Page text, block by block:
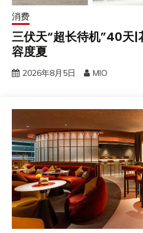
消费
三伏天“超长待机”40天|
容度夏
2026年8月5日 MIO